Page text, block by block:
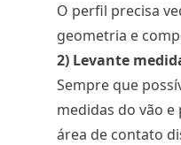
O perfil precisa
geometria e
2) Levante
Sempre que
medidas do vão
área de contato